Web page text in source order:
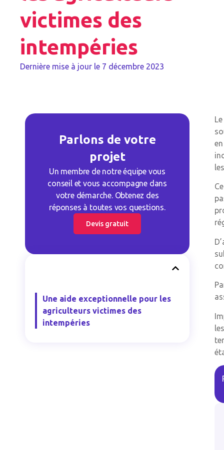
victimes des
intempéries
Dernière mise à jour le 7 décembre 2023
Parlons de votre
projet
Un membre de notre équipe vous
conseil et vous accompagne dans
votre démarche. Obtenez des
réponses à toutes vos questions.
Devis gratuit
Une aide exceptionnelle pour les
agriculteurs victimes des
intempéries